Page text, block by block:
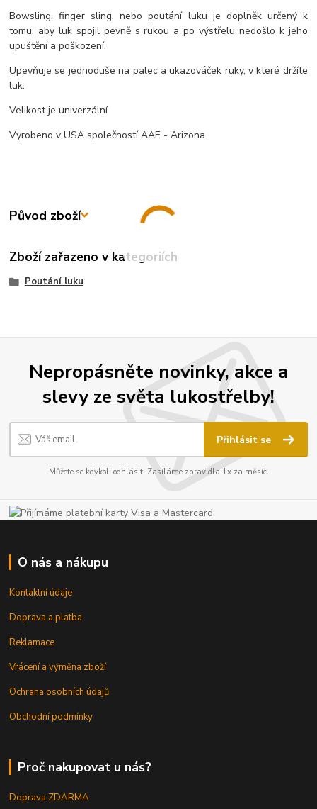
Bowsling, finger sling, nebo poutání luku je doplněk určený k
tomu, aby luk spojil pevně s rukou a po výstřelu nedošlo k jeho
upuštění a poškození.
Upevňuje se jednoduše na palec a ukazováček ruky, v které držíte
luk.
Velikost je univerzální
Vyrobeno v USA společností AAE - Arizona
Původ zboží
Zboží zařazeno v kategoriích
Poutání luku
Nepropásněte novinky, akce a
slevy ze světa lukostřelby!
Přihlásit se
Můžete se kdykoli odhlásit. Zasíláme zpravidla 1x za měsíc.
O nás a nákupu
Kontaktní údaje
Doprava a platba
Reklamace
Vrácení a výměna zboží
Ochrana osobních údajů
Obchodní podmínky
Proč nakupovat u nás?
Doprava ZDARMA